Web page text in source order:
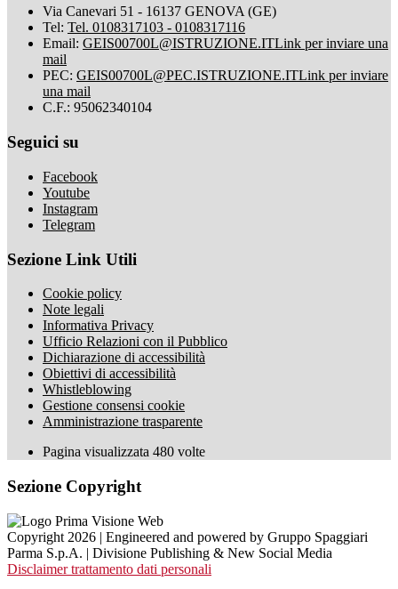
Via Canevari 51 - 16137 GENOVA (GE)
Tel: Tel. 0108317103 - 0108317116
Email: GEIS00700L@ISTRUZIONE.ITLink per inviare una
mail
PEC: GEIS00700L@PEC.ISTRUZIONE.ITLink per inviare
una mail
C.F.: 95062340104
Seguici su
Facebook
Youtube
Instagram
Telegram
Sezione Link Utili
Cookie policy
Note legali
Informativa Privacy
Ufficio Relazioni con il Pubblico
Dichiarazione di accessibilità
Obiettivi di accessibilità
Whistleblowing
Gestione consensi cookie
Amministrazione trasparente
Pagina visualizzata 480 volte
Sezione Copyright
Copyright 2026 | Engineered and powered by Gruppo Spaggiari
Parma S.p.A. | Divisione Publishing & New Social Media
Disclaimer trattamento dati personali